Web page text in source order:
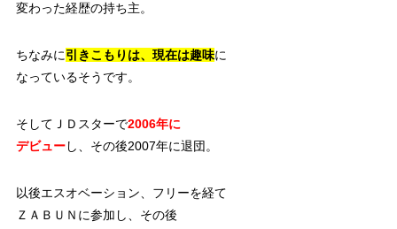
変わった経歴の持ち主。
ちなみに引きこもりは、現在は趣味に
なっているそうです。
そしてＪＤスターで2006年に
デビューし、その後2007年に退団。
以後エスオベーション、フリーを経て
ＺＡＢＵＮに参加し、その後